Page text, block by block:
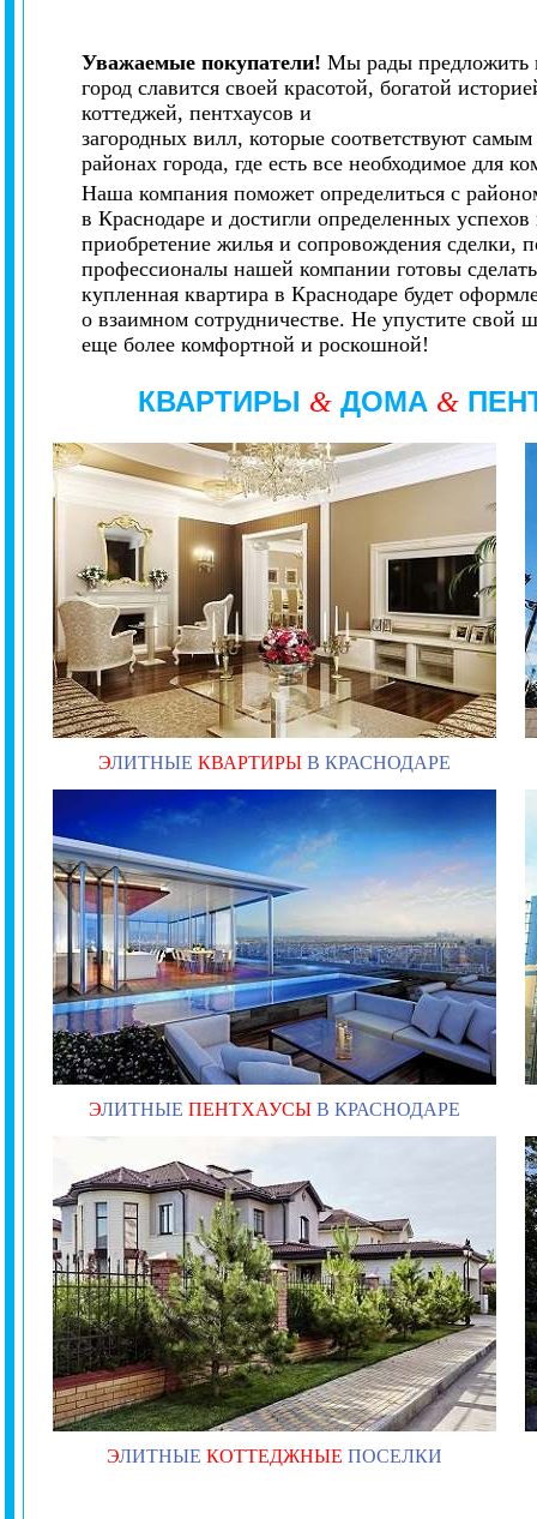
Уважаемые покупатели! Мы рады предложить
город славится своей красотой, богатой
коттеджей, пентхаусов и
загородных вилл, которые соответствуют
районах города, где есть все необходимое
Наша компания поможет определиться с
в Краснодаре и достигли определенных
приобретение жилья и сопровождения сделки,
профессионалы нашей компании готовы
купленная квартира в Краснодаре будет
о взаимном сотрудничестве. Не упустите свой
еще более комфортной и роскошной!
КВАРТИРЫ &ДОМА &
ЭЛИТНЫЕ КВАРТИРЫ В КРАСНОДАРЕ
ЭЛИТНЫЕ ПЕНТХАУСЫ В КРАСНОДАРЕ
ЭЛИТНЫЕ КОТТЕДЖНЫЕ ПОСЕЛКИ